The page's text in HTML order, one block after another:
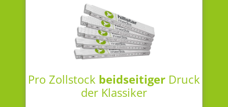
Pro Zollstock beidseitiger Druck
der Klassiker